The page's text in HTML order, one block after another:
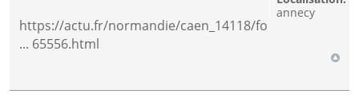
https://actu.fr/normandie/caen_14118/fo
... 65556.html
annecy